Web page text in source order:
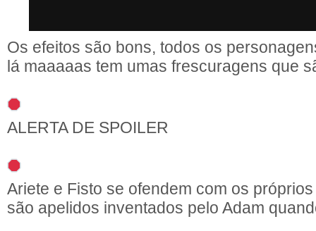
Os efeitos são bons, todos os
lá maaaaas tem umas frescuragens que
ALERTA DE SPOILER
Ariete e Fisto se ofendem com os
são apelidos inventados pelo Adam